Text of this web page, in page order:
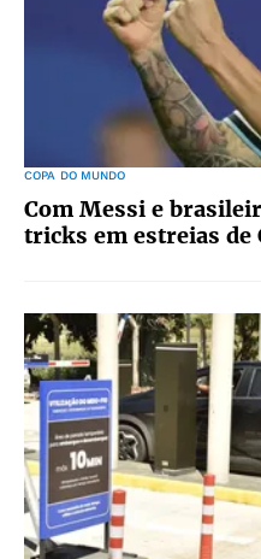
COPA DO MUNDO
Com Messi e
tricks em estreias de